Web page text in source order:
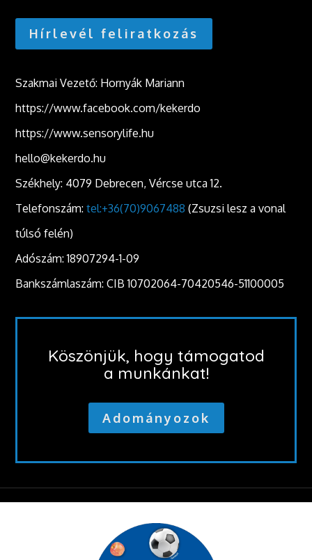
Hírlevél feliratkozás
Szakmai Vezető: Hornyák Mariann
https://www.facebook.com/kekerdo
https://www.sensorylife.hu
hello@kekerdo.hu
Székhely: 4079 Debrecen, Vércse utca 12.
Telefonszám:tel:+36(70)9067488 (Zsuzsi lesz a vonal
túlsó felén)
Adószám: 18907294-1-09
Bankszámlaszám: CIB 10702064-70420546-51100005
Köszönjük, hogy támogatod
a munkánkat!
Adományozok